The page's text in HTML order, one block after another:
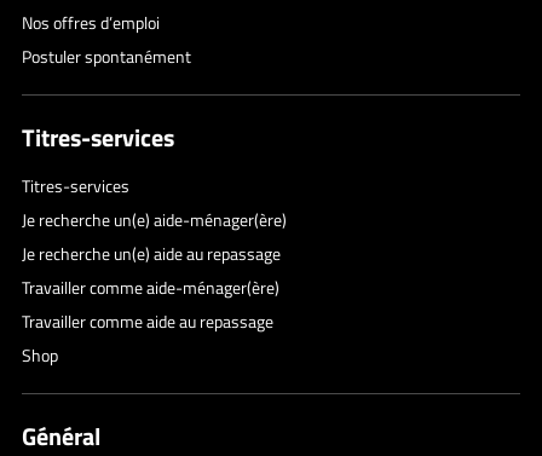
Nos offres d’emploi
Postuler spontanément
Titres-services
Titres-services
Je recherche un(e) aide-ménager(ère)
Je recherche un(e) aide au repassage
Travailler comme aide-ménager(ère)
Travailler comme aide au repassage
Shop
Général